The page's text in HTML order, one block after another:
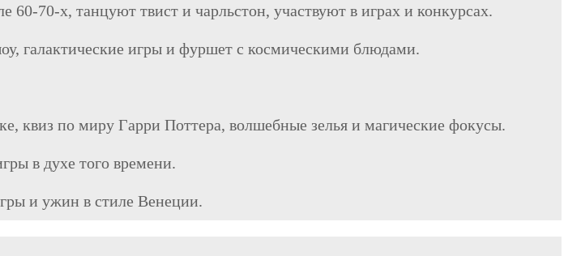
70-х, танцуют твист и чарльстон, участвуют в играх и конкурсах.
галактические игры и фуршет с космическими блюдами.
квиз по миру Гарри Поттера, волшебные зелья и магические фокусы.
в духе того времени.
и ужин в стиле Венеции.